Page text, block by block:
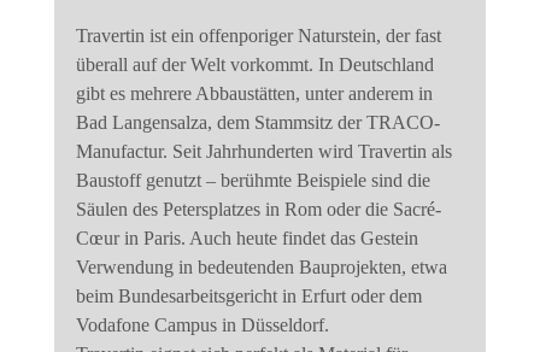
Travertin ist ein offenporiger Naturstein, der fast
überall auf der Welt vorkommt. In Deutschland
gibt es mehrere Abbaustätten, unter anderem in
Bad Langensalza, dem Stammsitz der TRACO-
Manufactur. Seit Jahrhunderten wird Travertin als
Baustoff genutzt – berühmte Beispiele sind die
Säulen des Petersplatzes in Rom oder die Sacré-
Cœur in Paris. Auch heute findet das Gestein
Verwendung in bedeutenden Bauprojekten, etwa
beim Bundesarbeitsgericht in Erfurt oder dem
Vodafone Campus in Düsseldorf.